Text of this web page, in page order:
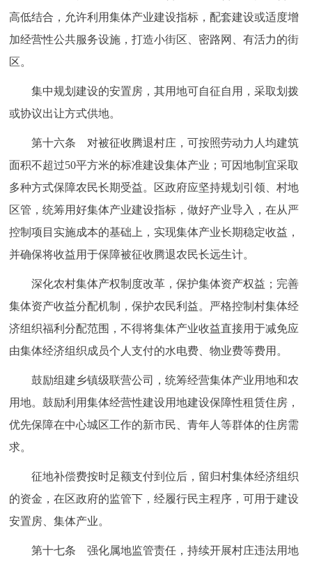
高低结合，允许利用集体产业建设指标，配套建设或适度增
加经营性公共服务设施，打造小街区、密路网、有活力的街
区。
集中规划建设的安置房，其用地可自征自用，采取划拨
或协议出让方式供地。
第十六条 对被征收腾退村庄，可按照劳动力人均建筑
面积不超过50平方米的标准建设集体产业；可因地制宜采取
多种方式保障农民长期受益。区政府应坚持规划引领、村地
区管，统筹用好集体产业建设指标，做好产业导入，在从严
控制项目实施成本的基础上，实现集体产业长期稳定收益，
并确保将收益用于保障被征收腾退农民长远生计。
深化农村集体产权制度改革，保护集体资产权益；完善
集体资产收益分配机制，保护农民利益。严格控制村集体经
济组织福利分配范围，不得将集体产业收益直接用于减免应
由集体经济组织成员个人支付的水电费、物业费等费用。
鼓励组建乡镇级联营公司，统筹经营集体产业用地和农
用地。鼓励利用集体经营性建设用地建设保障性租赁住房，
优先保障在中心城区工作的新市民、青年人等群体的住房需
求。
征地补偿费按时足额支付到位后，留归村集体经济组织
的资金，在区政府的监管下，经履行民主程序，可用于建设
安置房、集体产业。
第十七条 强化属地监管责任，持续开展村庄违法用地